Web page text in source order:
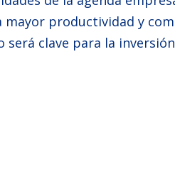
productividad y
clave para la inversión